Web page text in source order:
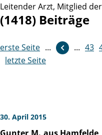
Leitender Arzt, Mitglied
(1418) Beiträge
erste Seite ... ... 43
letzte Seite
30. April 2015